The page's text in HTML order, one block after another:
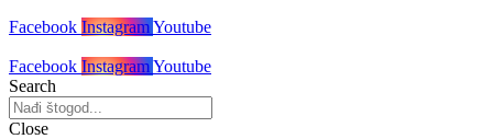
Facebook InstagramYoutube
Facebook InstagramYoutube
Search
Close